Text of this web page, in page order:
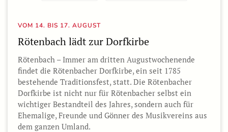
VOM 14. BIS 17. AUGUST
Rötenbach lädt zur Dorfkirbe
Rötenbach – Immer am dritten Augustwochenende
findet die Rötenbacher Dorfkirbe, ein seit 1785
bestehende Traditionsfest, statt. Die Rötenbacher
Dorfkirbe ist nicht nur für Rötenbacher selbst ein
wichtiger Bestandteil des Jahres, sondern auch für
Ehemalige, Freunde und Gönner des Musikvereins aus
dem ganzen Umland.